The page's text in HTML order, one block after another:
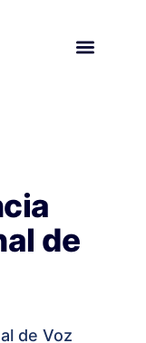
de
de Voz